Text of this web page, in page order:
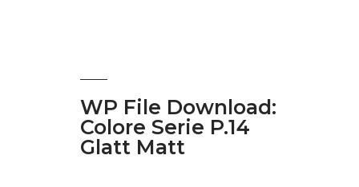
WP File Download:
Colore Serie P.14
Glatt Matt